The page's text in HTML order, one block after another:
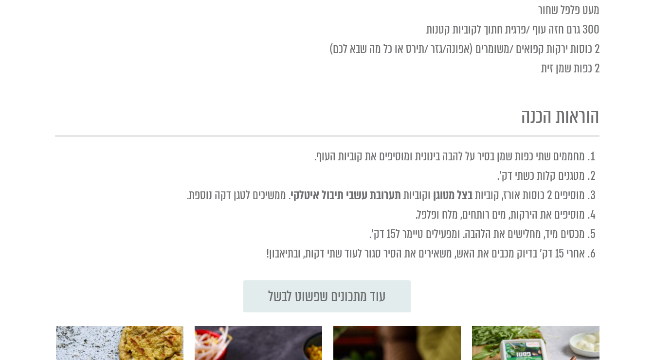
מעט פלפל שחור
300 גרם חזה עוף /פרגית חתוך לקוביות קטנות
2 כוסות ירקות קפואים /משומרים (אפונה/גזר /תירס או כל מה שבא לכם)
2 כפות שמן זית
הוראות הכנה
מחממים שתי כפות שמן בסיר על להבה בינונית ומוסיפים את קוביות העוף.
מטגנים קלות כשתי דק'.
מוסיפים 2 כוסות אורז, קוביות
בצל מטוגן וקוביותתערובת עשבי תיבול איטלקי. ממשיכים לטגן דקה נוספת.
מוסיפים את הירקות, מים רותחים, מלח ופלפל.
מכסים מיד, מחלישים את הלהבה. ומפעילים טיימר ל15 דק'.
אחרי 15 דק' בדיוק מכבים את האש, משאירים את הסיר סגור לעוד שתי דקות, ובתיאבון!
עוד מתכונים שפשוט לבשל